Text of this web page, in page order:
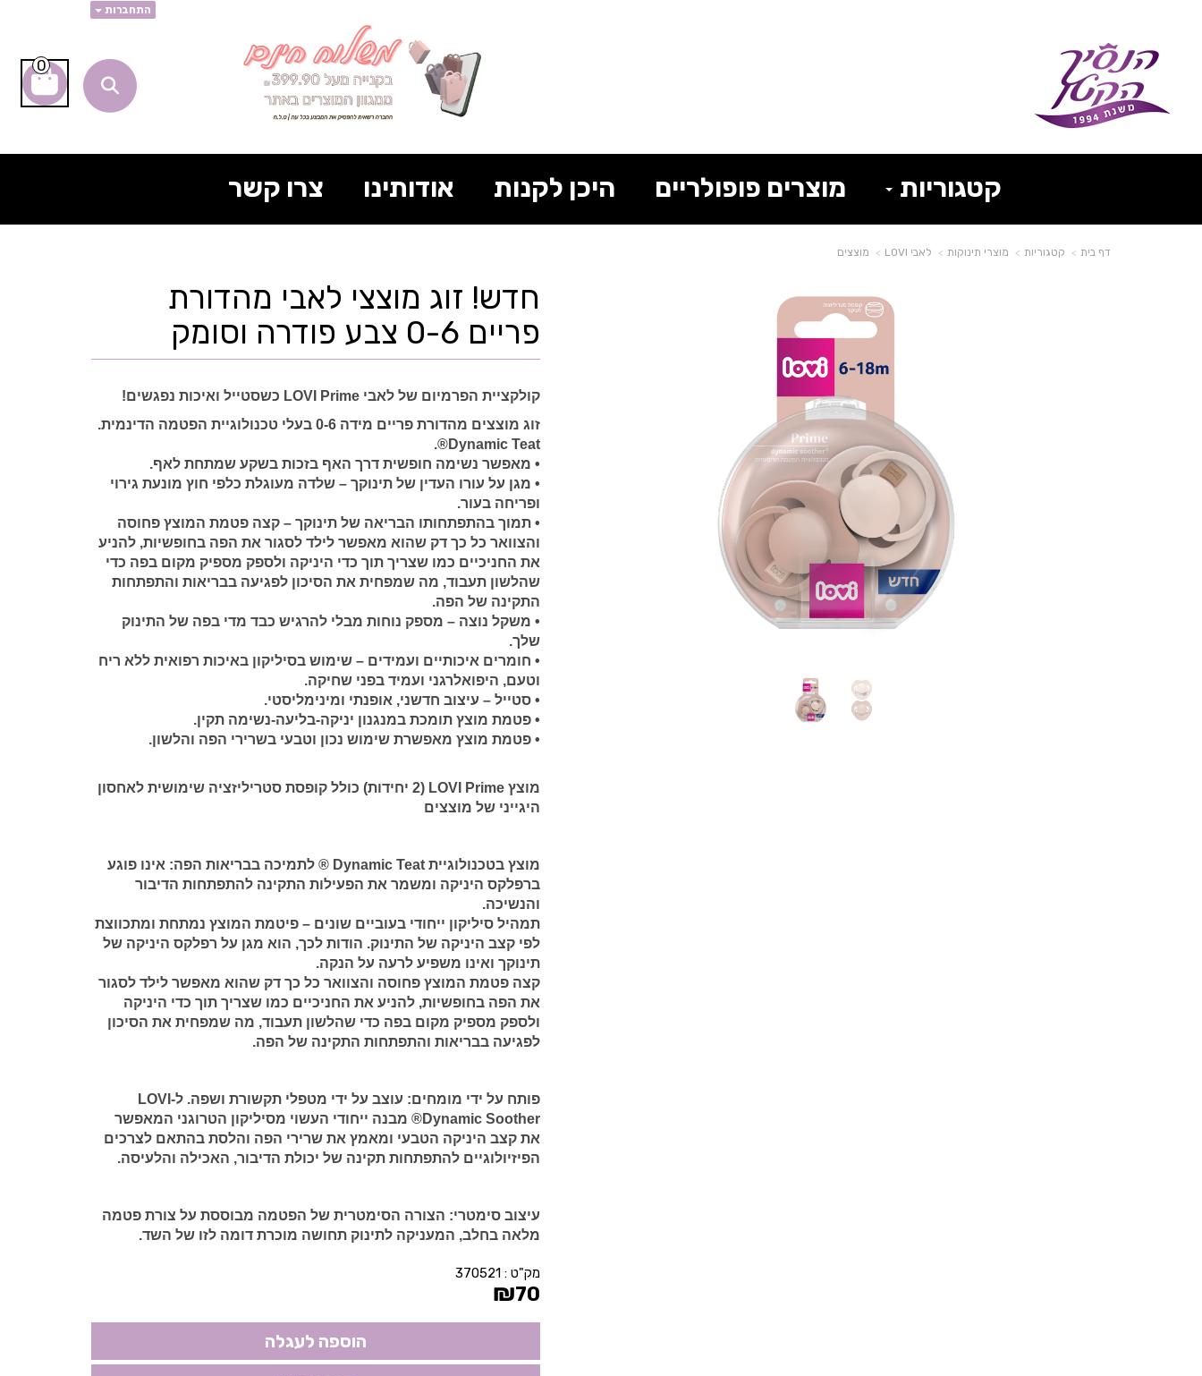
התחברות
0
קטגוריות מוצרים פופולריים היכן לקנות אודותינו צרו קשר
דף בית קטגוריות מוצרי תינוקות לאבי LOVI מוצצים
חדש! זוג מוצצי לאבי מהדורת
פריים 0-6 צבע פודרה וסומק
קולקציית הפרמיום של לאבי LOVI Prime כשסטייל ואיכות נפגשים!
זוג מוצצים מהדורת פריים מידה 0-6 בעלי טכנולוגיית הפטמה הדינמית.
Dynamic Teat®.
• מאפשר נשימה חופשית דרך האף בזכות בשקע שמתחת לאף.
• מגן על עורו העדין של תינוקך – שלדה מעוגלת כלפי חוץ מונעת גירוי
ופריחה בעור.
• תמוך בהתפתחותו הבריאה של תינוקך – קצה פטמת המוצץ פחוסה
והצוואר כל כך דק שהוא מאפשר לילד לסגור את הפה בחופשיות, להניע
את החניכיים כמו שצריך תוך כדי היניקה ולספק מספיק מקום בפה כדי
שהלשון תעבוד, מה שמפחית את הסיכון לפגיעה בבריאות והתפתחות
התקינה של הפה.
• משקל נוצה – מספק נוחות מבלי להרגיש כבד מדי בפה של התינוק
שלך.
• חומרים איכותיים ועמידים – שימוש בסיליקון באיכות רפואית ללא ריח
וטעם, היפואלרגני ועמיד בפני שחיקה.
• סטייל – עיצוב חדשני, אופנתי ומינימליסטי.
• פטמת מוצץ תומכת במנגנון יניקה-בליעה-נשימה תקין.
• פטמת מוצץ מאפשרת שימוש נכון וטבעי בשרירי הפה והלשון.
מוצץ LOVI Prime (2 יחידות) כולל קופסת סטריליזציה שימושית לאחסון
היגייני של מוצצים
מוצץ בטכנולוגיית Dynamic Teat ® לתמיכה בבריאות הפה:
אינו פוגע
ברפלקס היניקה ומשמר את הפעילות התקינה להתפתחות הדיבור
והנשיכה.
תמהיל סיליקון ייחודי בעוביים שונים – פיטמת המוצץ נמתחת ומתכווצת
לפי קצב היניקה של התינוק. הודות לכך, הוא מגן על רפלקס היניקה של
תינוקך ואינו משפיע לרעה על הנקה.
קצה פטמת המוצץ פחוסה והצוואר כל כך דק שהוא מאפשר לילד לסגור
את הפה בחופשיות, להניע את החניכיים כמו שצריך תוך כדי היניקה
ולספק מספיק מקום בפה כדי שהלשון תעבוד, מה שמפחית את הסיכון
לפגיעה בבריאות והתפתחות התקינה של הפה.
פותח על ידי מומחים:
עוצב על ידי מטפלי תקשורת ושפה. ל-LOVI
Dynamic Soother® מבנה ייחודי העשוי מסיליקון הטרוגני המאפשר
את קצב היניקה הטבעי ומאמץ את שרירי הפה והלסת בהתאם לצרכים
הפיזיולוגיים להתפתחות תקינה של יכולת הדיבור, האכילה והלעיסה.
עיצוב סימטרי: הצורה הסימטרית של הפטמה מבוססת על צורת פטמה
מלאה בחלב, המעניקה לתינוק תחושה מוכרת דומה לזו של השד.
מק"ט :370521
₪70